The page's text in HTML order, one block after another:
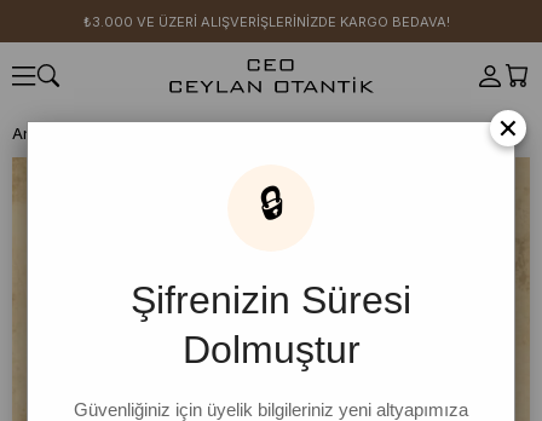
₺3.000 VE ÜZERİ ALIŞVERİŞLERİNİZDE KARGO BEDAVA!
Anasayfa ×
🔒
Şifrenizin Süresi
Dolmuştur
Güvenliğiniz için üyelik bilgileriniz yeni altyapımıza